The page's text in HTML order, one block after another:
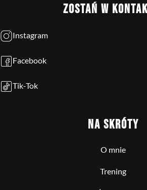
ZOSTAŃ W
Instagram
Facebook
Tik-Tok
NA SKRÓTY
O mnie
Trening